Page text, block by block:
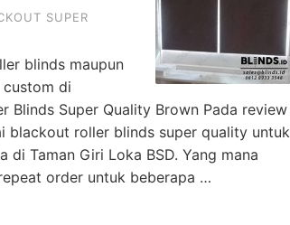
SUPER
blinds maupun
di
Blinds Super Quality Brown Pada review
blackout roller blinds super quality untuk
di Taman Giri Loka BSD. Yang mana
order untuk beberapa …